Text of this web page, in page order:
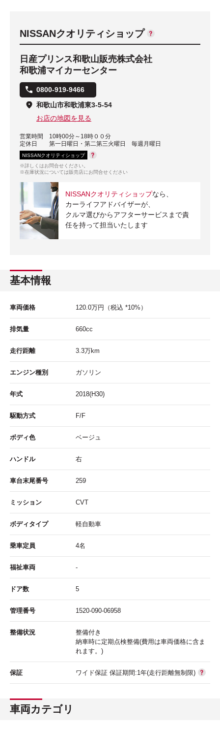
NISSANクオリティショップ
日産プリンス和歌山販売株式会社
和歌浦マイカーセンター
0800-919-9466
和歌山市和歌浦東3-5-54
お店の地図を見る
営業時間
10時00分～18時００分
定休日
第一日曜日・第二第三火曜日 毎週月曜日
NISSANクオリティショップ
※詳しくはお問合せください。
※在庫状況については販売店にお問合せください
NISSANクオリティショップなら、
カーライフアドバイザーが、
クルマ選びからアフターサービスまで責
任を持って担当いたします
基本情報
車両価格 120.0万円 （税込 *10%）
排気量 660cc
走行距離 3.3万km
エンジン種別 ガソリン
年式 2018(H30)
駆動方式 F/F
ボディ色 ベージュ
ハンドル 右
車台末尾番号 259
ミッション CVT
ボディタイプ 軽自動車
乗車定員 4名
福祉車両 -
ドア数 5
管理番号 1520-090-06958
整備状況
整備付き
納車時に定期点検整備(費用は車両価格に含ま
れます。)
保証 ワイド保証 保証期間:1年(走行距離無制限)
車両カテゴリ